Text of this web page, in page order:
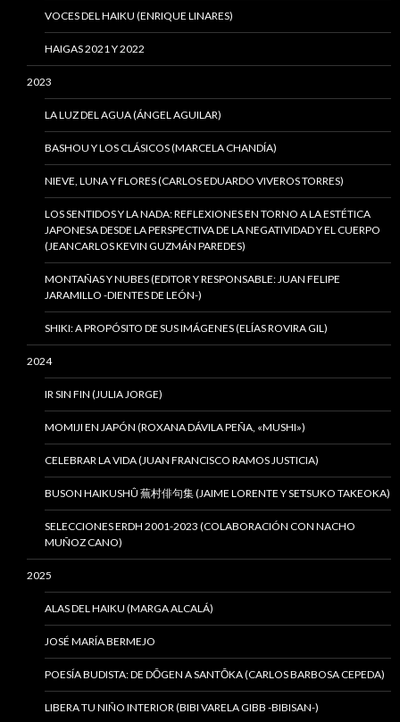
VOCES DEL HAIKU (ENRIQUE LINARES)
HAIGAS 2021 Y 2022
2023
LA LUZ DEL AGUA (ÁNGEL AGUILAR)
BASHOU Y LOS CLÁSICOS (MARCELA CHANDÍA)
NIEVE, LUNA Y FLORES (CARLOS EDUARDO VIVEROS TORRES)
LOS SENTIDOS Y LA NADA: REFLEXIONES EN TORNO A LA ESTÉTICA
JAPONESA DESDE LA PERSPECTIVA DE LA NEGATIVIDAD Y EL CUERPO
(JEANCARLOS KEVIN GUZMÁN PAREDES)
MONTAÑAS Y NUBES (EDITOR Y RESPONSABLE: JUAN FELIPE
JARAMILLO -DIENTES DE LEÓN-)
SHIKI: A PROPÓSITO DE SUS IMÁGENES (ELÍAS ROVIRA GIL)
2024
IR SIN FIN (JULIA JORGE)
MOMIJI EN JAPÓN (ROXANA DÁVILA PEÑA, «MUSHI»)
CELEBRAR LA VIDA (JUAN FRANCISCO RAMOS JUSTICIA)
BUSON HAIKUSHÛ 蕪村俳句集 (JAIME LORENTE Y SETSUKO TAKEOKA)
SELECCIONES ERDH 2001-2023 (COLABORACIÓN CON NACHO
MUÑOZ CANO)
2025
ALAS DEL HAIKU (MARGA ALCALÁ)
JOSÉ MARÍA BERMEJO
POESÍA BUDISTA: DE DŌGEN A SANTŌKA (CARLOS BARBOSA CEPEDA)
LIBERA TU NIÑO INTERIOR (BIBI VARELA GIBB -BIBISAN-)